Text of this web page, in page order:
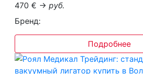
470 € → руб.
Бренд:
Подробнее